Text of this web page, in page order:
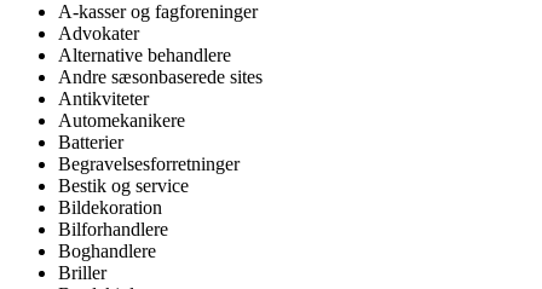
A-kasser og fagforeninger
Advokater
Alternative behandlere
Andre sæsonbaserede sites
Antikviteter
Automekanikere
Batterier
Begravelsesforretninger
Bestik og service
Bildekoration
Bilforhandlere
Boghandlere
Briller